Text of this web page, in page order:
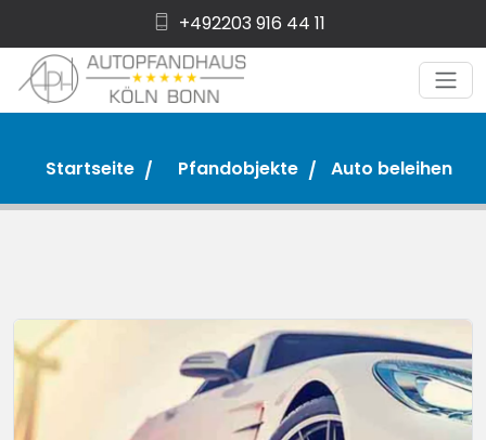
+492203 916 44 11
Startseite Pfandobjekte Auto beleihen